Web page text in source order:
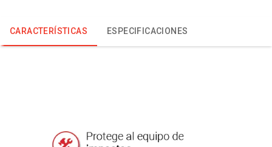
CARACTERÍSTICAS ESPECIFICACIONES